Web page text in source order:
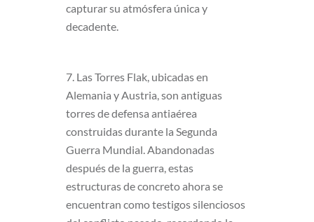
capturar su atmósfera única y
decadente.
7. Las Torres Flak, ubicadas en
Alemania y Austria, son antiguas
torres de defensa antiaérea
construidas durante la Segunda
Guerra Mundial. Abandonadas
después de la guerra, estas
estructuras de concreto ahora se
encuentran como testigos silenciosos